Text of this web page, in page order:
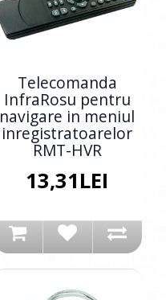
Telecomanda
InfraRosu pentru
navigare in meniul
inregistratoarelor
RMT-HVR
13,31LEI